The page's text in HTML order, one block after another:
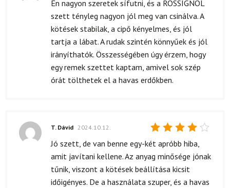
Én nagyon szeretek sífutni, és a ROSSIGNOL
szett tényleg nagyon jól meg van csinálva. A
kötések stabilak, a cipő kényelmes, és jól
tartja a lábat. A rudak szintén könnyűek és jól
irányíthatók. Összességében úgy érzem, hogy
egy remek szettet kaptam, amivel sok szép
órát tölthetek el a havas erdőkben.
Értékelés:
/ 5
T. Dávid 2024.10.12.
Jó szett, de van benne egy-két apróbb hiba,
amit javítani kellene. Az anyag minősége jónak
tűnik, viszont a kötések beállítása kicsit
időigényes. De a használata szuper, és a havas